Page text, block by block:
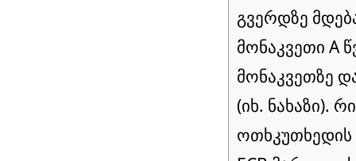
გვერდზე
მონაკვეთი A
მონაკვეთზე
(იხ. ნახაზი).